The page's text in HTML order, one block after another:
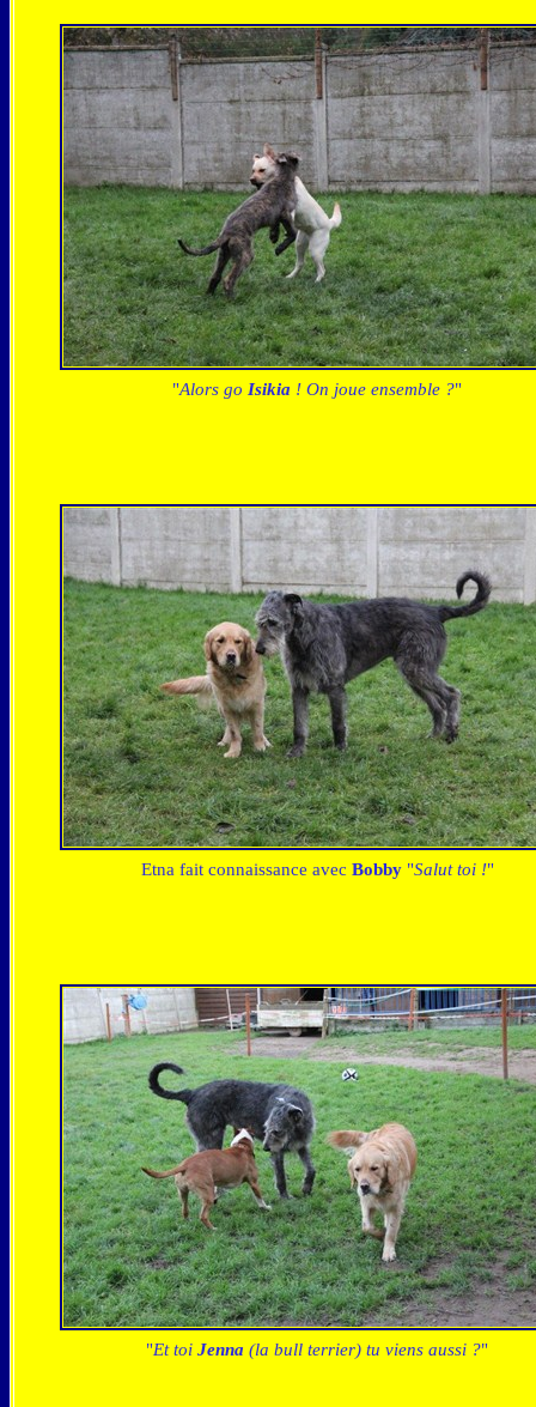
"Alors go Isikia ! On joue ensemble ?"
Etna fait connaissance avec Bobby "Salut toi !"
"Et toi Jenna (la bull terrier) tu viens aussi ?"